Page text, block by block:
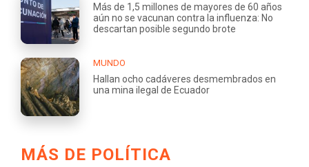
Más de 1,5 millones de mayores de 60 años
aún no se vacunan contra la influenza: No
descartan posible segundo brote
MUNDO
Hallan ocho cadáveres desmembrados en
una mina ilegal de Ecuador
MÁS DE POLÍTICA